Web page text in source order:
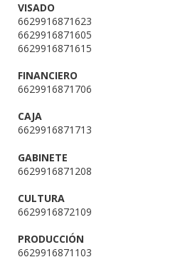
VISADO
6629916871623
6629916871605
6629916871615
FINANCIERO
6629916871706
CAJA
6629916871713
GABINETE
6629916871208
CULTURA
6629916872109
PRODUCCIÓN
6629916871103